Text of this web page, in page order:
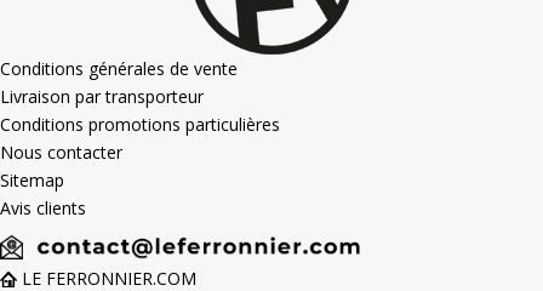
Conditions générales de vente
Livraison par transporteur
Conditions promotions particulières
Nous contacter
Sitemap
Avis clients
LE FERRONNIER.COM